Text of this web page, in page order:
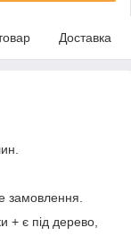
Доставка
замовлення.
+ є під дерево,